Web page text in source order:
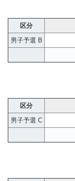
区分
男子予選 B
区分
男子予選 C